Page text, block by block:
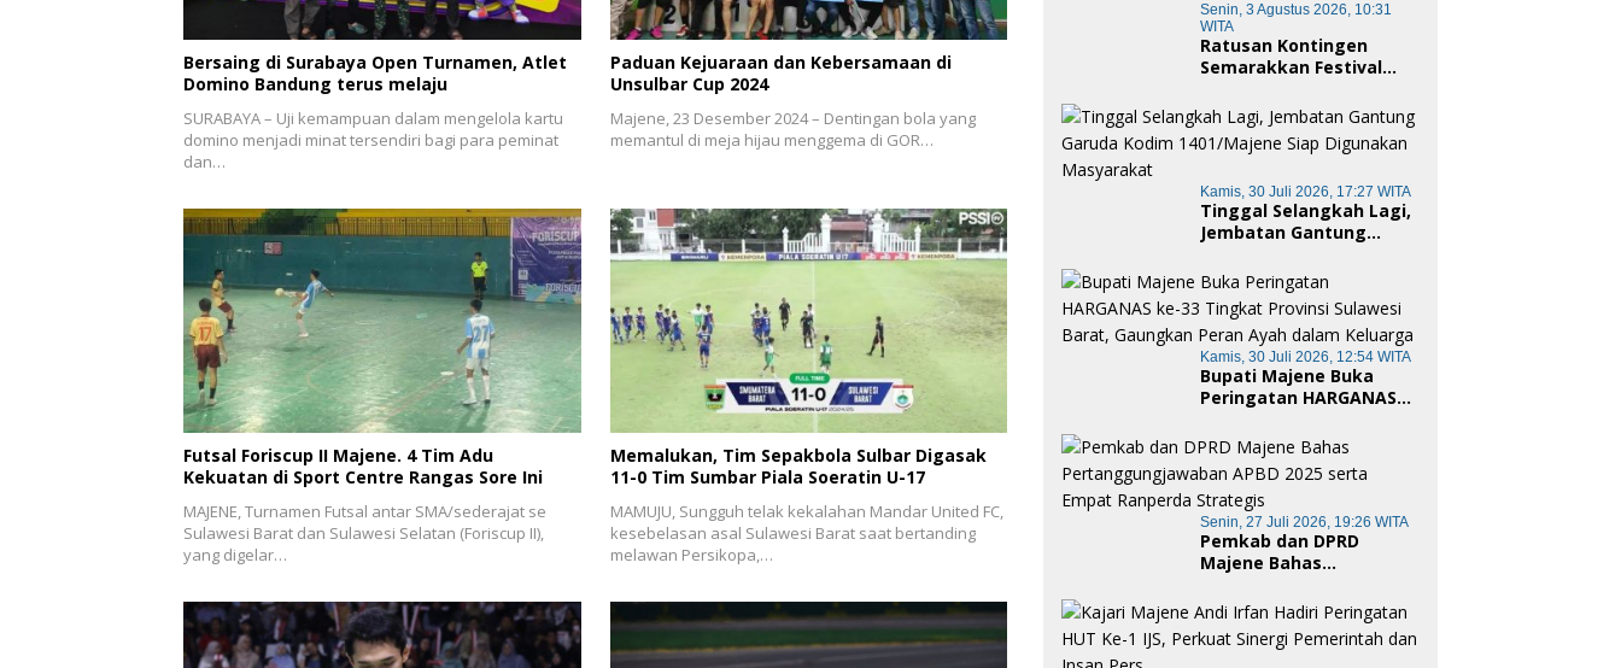
Bersaing di Surabaya Open Turnamen, Atlet
Domino Bandung terus melaju
SURABAYA – Uji kemampuan dalam mengelola kartu
domino menjadi minat tersendiri bagi para peminat
dan…
Paduan Kejuaraan dan Kebersamaan di
Unsulbar Cup 2024
Majene, 23 Desember 2024 – Dentingan bola yang
memantul di meja hijau menggema di GOR…
Futsal Foriscup II Majene. 4 Tim Adu
Kekuatan di Sport Centre Rangas Sore Ini
MAJENE, Turnamen Futsal antar SMA/sederajat se
Sulawesi Barat dan Sulawesi Selatan (Foriscup II),
yang digelar…
Memalukan, Tim Sepakbola Sulbar Digasak
11-0 Tim Sumbar Piala Soeratin U-17
MAMUJU, Sungguh telak kekalahan Mandar United FC,
kesebelasan asal Sulawesi Barat saat bertanding
melawan Persikopa,…
Senin, 3 Agustus 2026, 10:31
WITA
Ratusan Kontingen
Semarakkan Festival
Wujud Nyata Semangat
Gotong Royong dan
Cinta Tanah Air
Kamis, 30 Juli 2026, 17:27 WITA
Tinggal Selangkah Lagi,
Jembatan Gantung
1401/Majene Siap
Digunakan Masyarakat
Kamis, 30 Juli 2026, 12:54 WITA
Bupati Majene Buka
Peringatan HARGANAS
Sulawesi Barat,
Gaungkan Peran Ayah
dalam Keluarga
Senin, 27 Juli 2026, 19:26 WITA
Pemkab dan DPRD
Majene Bahas
APBD 2025 serta Empat
Ranperda Strategis